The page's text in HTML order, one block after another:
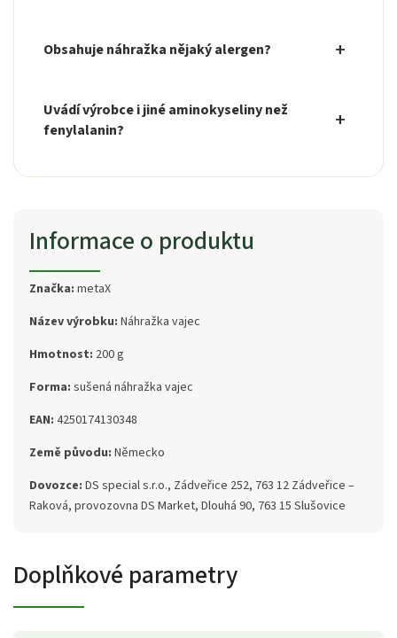
Obsahuje náhražka nějaký alergen?
Uvádí výrobce i jiné aminokyseliny než
fenylalanin?
Informace o produktu
Značka: metaX
Název výrobku: Náhražka vajec
Hmotnost: 200 g
Forma: sušená náhražka vajec
EAN: 4250174130348
Země původu: Německo
Dovozce: DS special s.r.o., Zádveřice 252, 763 12 Zádveřice –
Raková, provozovna DS Market, Dlouhá 90, 763 15 Slušovice
Doplňkové parametry